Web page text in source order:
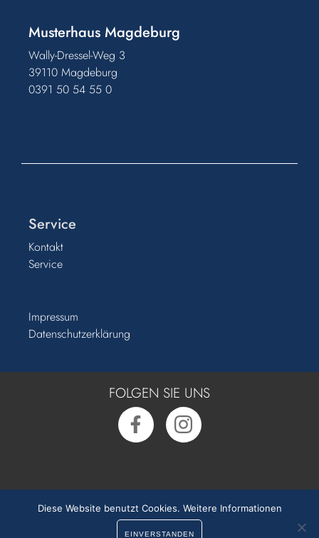
Rufen Sie uns an:0391 50 54 55 0
Musterhaus Magdeburg
Wally-Dressel-Weg 3
39110 Magdeburg
0391 50 54 55 0
Service
Kontakt
Service
Impressum
Datenschutzerklärung
FOLGEN SIE UNS
Diese Website benutzt Cookies. Weitere Informationen
EINVERSTANDEN